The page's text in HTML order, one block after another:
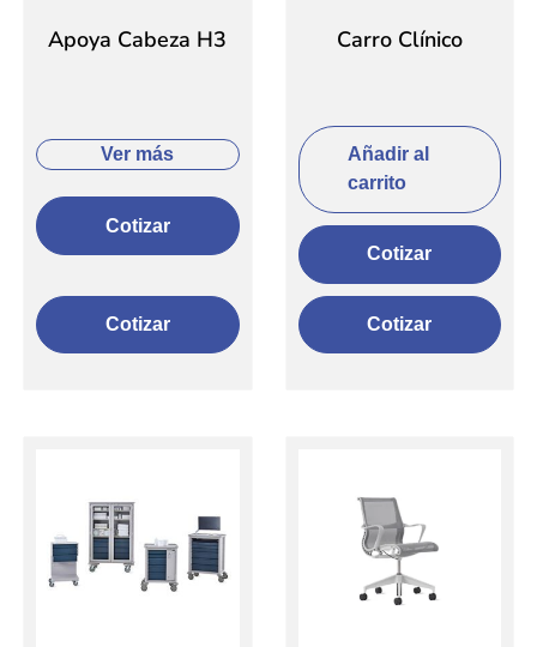
Apoya Cabeza H3
Ver más
Cotizar
Cotizar
Carro Clínico
Añadir al
carrito
Cotizar
Cotizar